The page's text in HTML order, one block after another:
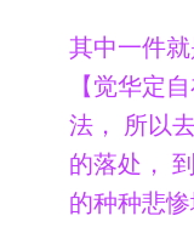
其中一件
【觉华定
法， 所以
的落处，
的种种悲